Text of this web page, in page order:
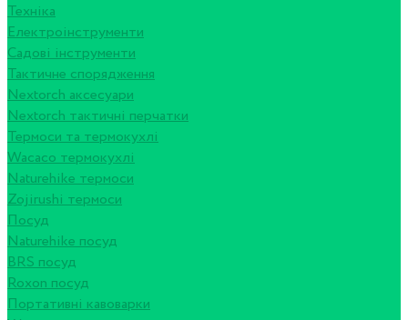
Техніка
Електроінструменти
Садові інструменти
Тактичне спорядження
Nextorch аксесуари
Nextorch тактичні перчатки
Термоси та термокухлі
Wacaco термокухлі
Naturehike термоси
Zojirushi термоси
Посуд
Naturehike посуд
BRS посуд
Roxon посуд
Портативні кавоварки